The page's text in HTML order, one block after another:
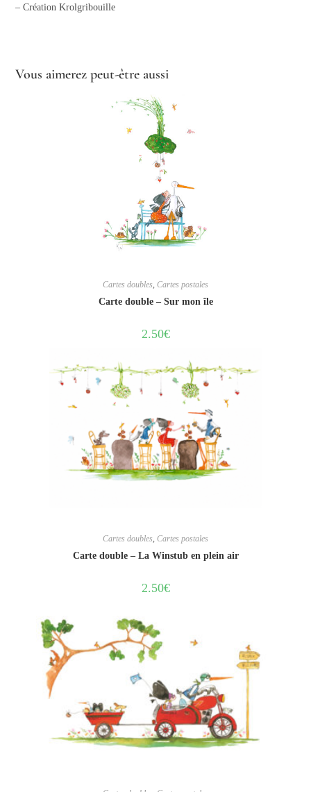
– Création Krolgribouille
Vous aimerez peut-être aussi
Cartes doubles Cartes postales
Carte double – Sur mon île
2.50€
Cartes doubles, Cartes postales
Carte double – La Winstub en plein air
2.50€